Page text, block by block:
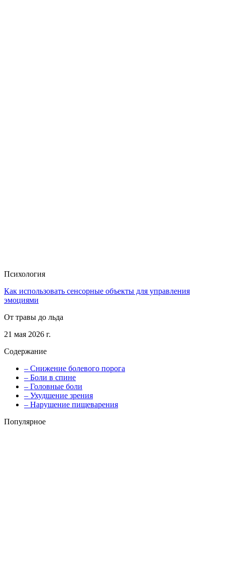
Психология
Как использовать сенсорные объекты для управления
эмоциями
От травы до льда
21 мая 2026 г.
Содержание
– Снижение болевого порога
– Боли в спине
– Головные боли
– Ухудшение зрения
– Нарушение пищеварения
Популярное